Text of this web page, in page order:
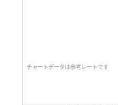
チャートデータは参考レートです